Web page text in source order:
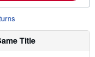
s
p
Title